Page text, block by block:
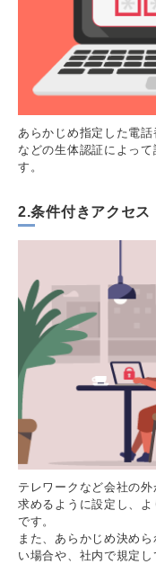
あらかじめ指定した電
などの生体認証によっ
す。
2.条件付きアクセス
テレワークなど会社の
求めるように設定し、
です。
また、あらかじめ決め
い場合や、社内で規定